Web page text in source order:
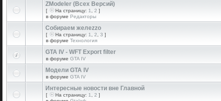
ZModeler (Всех Версий)
[ На страницу: 1 2 ]
в форуме Редакторы
Собираем желеzzо
[ На страницу: 1 2 3 ]
в форуме Технология
GTA IV - WFT Export filter
в форуме GTA IV
Модели GTA IV
в форуме GTA IV
Интересные новости вне Главной
[ На страницу: 1 2 ]